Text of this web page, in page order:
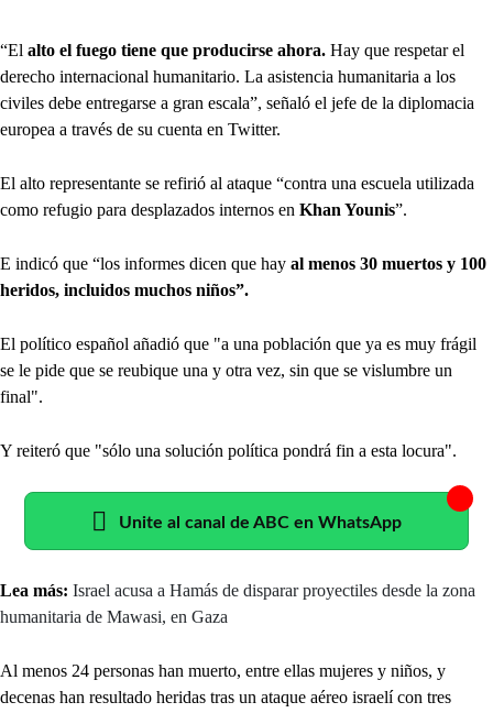
“El alto el fuego tiene que producirse ahora. Hay que respetar el
derecho internacional humanitario. La asistencia humanitaria a los
civiles debe entregarse a gran escala”, señaló el jefe de la diplomacia
europea a través de su cuenta en Twitter.
El alto representante se refirió al ataque “contra una escuela utilizada
como refugio para desplazados internos en Khan Younis”.
E indicó que “los informes dicen que hay al menos 30 muertos y 100
heridos, incluidos muchos niños”.
El político español añadió que "a una población que ya es muy frágil
se le pide que se reubique una y otra vez, sin que se vislumbre un
final".
Y reiteró que "sólo una solución política pondrá fin a esta locura".
Unite al canal de ABC en WhatsApp
Lea más: Israel acusa a Hamás de disparar proyectiles desde la zona
humanitaria de Mawasi, en Gaza
Al menos 24 personas han muerto, entre ellas mujeres y niños, y
decenas han resultado heridas tras un ataque aéreo israelí con tres